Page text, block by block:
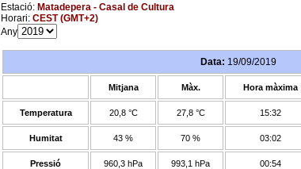
Estació: Matadepera - Casal de Cultura
Horari: CEST (GMT+2)
Any
Data: 19/09/2019
Mitjana Màx. Hora màxima
Temperatura 20,8 °C 27,8 °C 15:32
Humitat 43 % 70 % 03:02
Pressió 960,3 hPa 993,1 hPa 00:54